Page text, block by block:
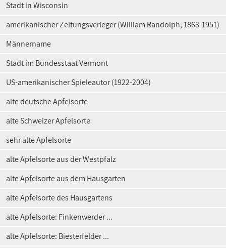
Stadt in Wisconsin
amerikanischer Zeitungsverleger (William Randolph, 1863-1951)
Männername
Stadt im Bundesstaat Vermont
US-amerikanischer Spieleautor (1922-2004)
alte deutsche Apfelsorte
alte Schweizer Apfelsorte
sehr alte Apfelsorte
alte Apfelsorte aus der Westpfalz
alte Apfelsorte aus dem Hausgarten
alte Apfelsorte des Hausgartens
alte Apfelsorte: Finkenwerder ...
alte Apfelsorte: Biesterfelder ...